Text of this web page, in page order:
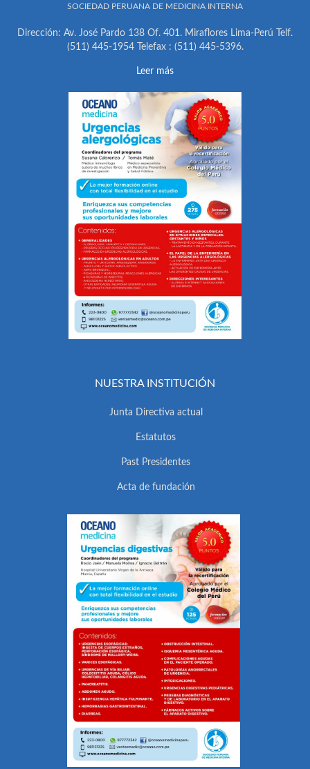
SOCIEDAD PERUANA DE MEDICINA INTERNA
Dirección: Av. José Pardo 138 Of. 401. Miraflores Lima-Perú Telf.
(511) 445-1954 Telefax : (511) 445-5396.
Leer más
NUESTRA INSTITUCIÓN
Junta Directiva actual
Estatutos
Past Presidentes
Acta de fundación